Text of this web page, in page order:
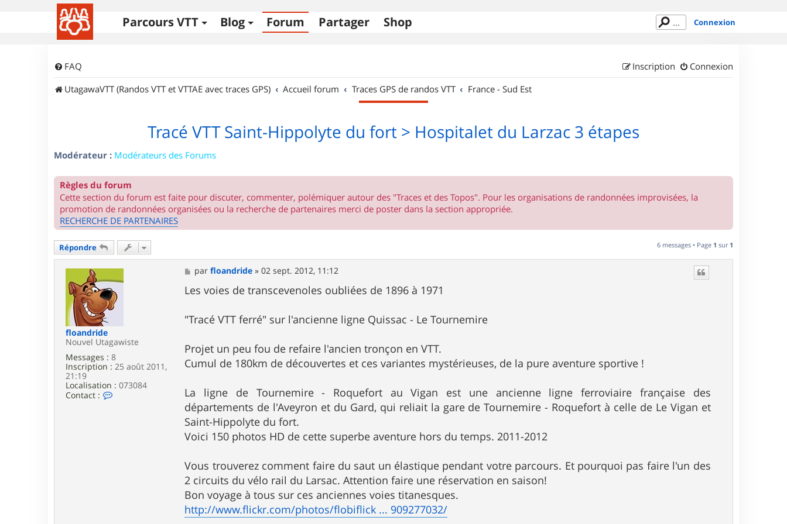
Parcours VTT Blog Forum Partager Shop Connexion
FAQ Connexion
Inscription
UtagawaVTT (Randos VTT et VTTAE avec traces GPS)
Accueil forum Traces GPS de randos VTT France - Sud Est
Tracé VTT Saint-Hippolyte du fort > Hospitalet du Larzac 3 étapes
Modérateur : Modérateurs des Forums
Règles du forum
Cette section du forum est faite pour discuter, commenter, polémiquer autour des "Traces et des Topos". Pour les organisations de randonnées improvisées, la
promotion de randonnées organisées ou la recherche de partenaires merci de poster dans la section appropriée.
RECHERCHE DE PARTENAIRES
Répondre 6 messages • Page 1 sur 1
floandride
Nouvel Utagawiste
Messages : 8
Inscription : 25 août 2011,
21:19
Localisation : 073084
Contact :
M
e
s
s
g
e
parfloandride »02 sept. 2012, 11:12
Les voies de transcevenoles oubliées de 1896 à 1971
"Tracé VTT ferré" sur l'ancienne ligne Quissac - Le Tournemire
Projet un peu fou de refaire l'ancien tronçon en VTT.
Cumul de 180km de découvertes et ces variantes mystérieuses, de la pure aventure sportive !
La ligne de Tournemire - Roquefort au Vigan est une ancienne ligne ferroviaire française des
départements de l'Aveyron et du Gard, qui reliait la gare de Tournemire - Roquefort à celle de Le Vigan et
Saint-Hippolyte du fort.
Voici 150 photos HD de cette superbe aventure hors du temps. 2011-2012
Vous trouverez comment faire du saut un élastique pendant votre parcours. Et pourquoi pas faire l'un des
2 circuits du vélo rail du Larsac. Attention faire une réservation en saison!
Bon voyage à tous sur ces anciennes voies titanesques.
http://www.flickr.com/photos/flobiflick ... 909277032/